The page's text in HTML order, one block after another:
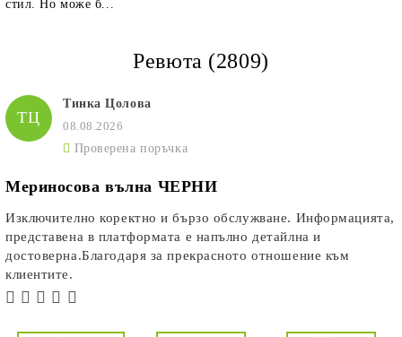
стил. Но може б...
Ревюта (2809)
ТЦ
Тинка Цолова
08.08.2026
Проверена поръчка
Мериносова вълна ЧЕРНИ
Изключително коректно и бързо обслужване. Информацията,
представена в платформата е напълно детайлна и
достоверна.Благодаря за прекрасното отношение към
клиентите.